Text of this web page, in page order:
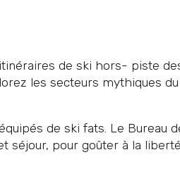
de ski hors- piste
les secteurs mythiques du
de ski fats. Le Bureau
séjour, pour goûter à la